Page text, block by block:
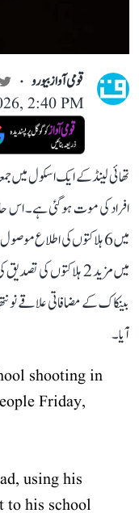
قومی آواز بیورو
2:40 PM
میں مزید 2 ہلاکتوں
بینکاک کے مضافاتی علاقے
آیا۔
shooting in
Friday,
using his
to his school